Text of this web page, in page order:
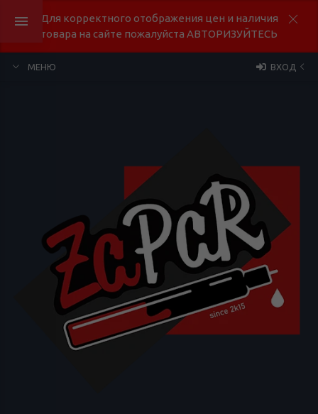
Для корректного отображения цен и наличия
товара на сайте пожалуйста АВТОРИЗУЙТЕСЬ
МЕНЮ ВХОД